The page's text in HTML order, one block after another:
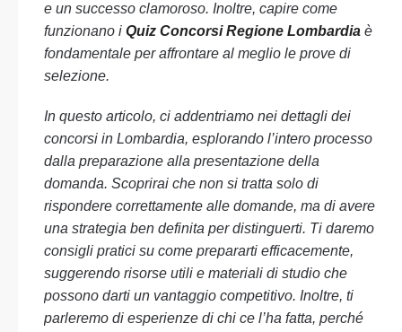
e un successo clamoroso. Inoltre, capire come
funzionano i Quiz Concorsi Regione Lombardia è
fondamentale per affrontare al meglio le prove di
selezione.
In questo articolo, ci addentriamo nei dettagli dei
concorsi in Lombardia, esplorando l’intero processo
dalla preparazione alla presentazione della
domanda. Scoprirai che non si tratta solo di
rispondere correttamente alle domande, ma di avere
una strategia ben definita per distinguerti. Ti daremo
consigli pratici su come prepararti efficacemente,
suggerendo risorse utili e materiali di studio che
possono darti un vantaggio competitivo. Inoltre, ti
parleremo di esperienze di chi ce l’ha fatta, perché